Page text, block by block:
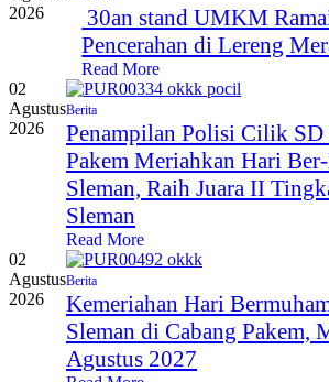
2026
30an stand UMKM
Pencerahan di Lereng
Read More
02
Agustus
2026
Berita
Penampilan Polisi Cilik
Pakem Meriahkan Hari
Sleman, Raih Juara II
Sleman
Read More
02
Agustus
2026
Berita
Kemeriahan Hari
Sleman di Cabang Pakem,
Agustus 2027